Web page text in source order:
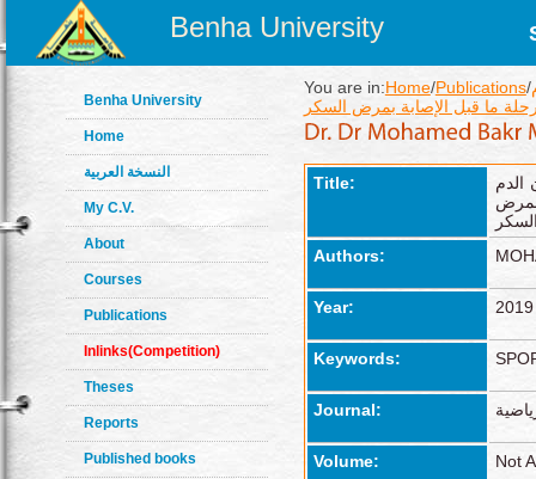
Benha University
Benha University
Home
النسخة العربية
My C.V.
About
Courses
Publications
Inlinks(Competition)
Theses
Reports
Published books
You are in:Home/Publications/
ما قبل الإصابة بمرض السكر
Title:
الدم
بمرض
Authors:
Year: 2019
Keywords:
Journal:
Volume: Not